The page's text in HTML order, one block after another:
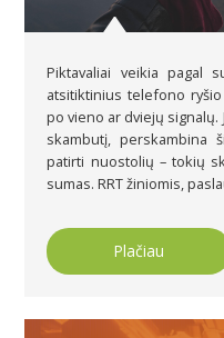
Piktavaliai veikia pagal
atsitiktinius telefono
po vieno ar dviejų signalų.
skambutį, perskambina
patirti nuostolių – tokių
sumas. RRT žiniomis,
Plačiau